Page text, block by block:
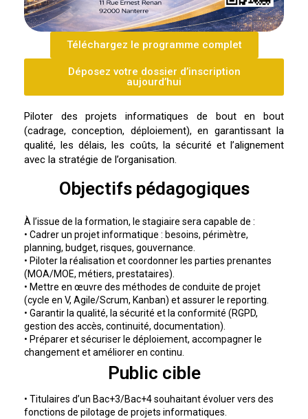
Téléchargez le programme complet
Déposez votre dossier d’inscription
aujourd’hui
Piloter des projets informatiques de bout en bout
(cadrage, conception, déploiement), en garantissant la
qualité, les délais, les coûts, la sécurité et l’alignement
avec la stratégie de l’organisation.
Objectifs pédagogiques
À l’issue de la formation, le stagiaire sera capable de :
• Cadrer un projet informatique : besoins, périmètre,
planning, budget, risques, gouvernance.
• Piloter la réalisation et coordonner les parties prenantes
(MOA/MOE, métiers, prestataires).
• Mettre en œuvre des méthodes de conduite de projet
(cycle en V, Agile/Scrum, Kanban) et assurer le reporting.
• Garantir la qualité, la sécurité et la conformité (RGPD,
gestion des accès, continuité, documentation).
• Préparer et sécuriser le déploiement, accompagner le
changement et améliorer en continu.
Public cible
• Titulaires d’un Bac+3/Bac+4 souhaitant évoluer vers des
fonctions de pilotage de projets informatiques.